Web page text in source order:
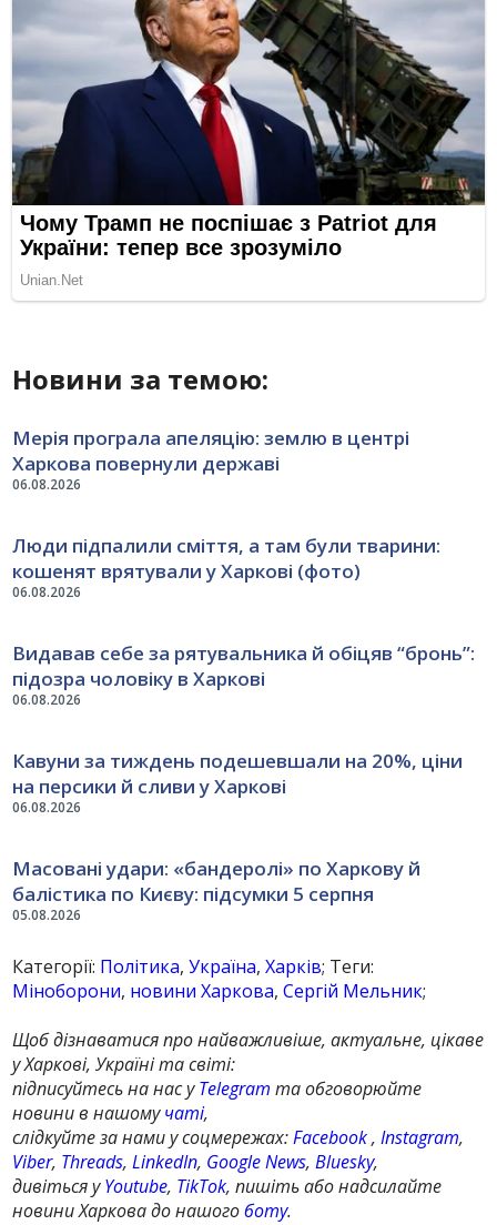
Новини за темою:
06.08.2026
Мерія програла апеляцію: землю в центрі
Харкова повернули державі
06.08.2026
Люди підпалили сміття, а там були тварини:
кошенят врятували у Харкові (фото)
06.08.2026
Видавав себе за рятувальника й обіцяв “бронь”:
підозра чоловіку в Харкові
06.08.2026
Кавуни за тиждень подешевшали на 20%, ціни
на персики й сливи у Харкові
05.08.2026
Масовані удари: «бандеролі» по Харкову й
балістика по Києву: підсумки 5 серпня
Категорії: Політика,Україна,Харків; Теги:
Міноборони, новини Харкова,Сергій Мельник;
Щоб дізнаватися про найважливіше, актуальне, цікаве
у Харкові, Україні та світі:
підписуйтесь на нас уTelegram та обговорюйте
новини в нашомучаті,
слідкуйте за нами у соцмережах:Facebook,Instagram,
Viber, Threads,LinkedIn, Google News,Bluesky,
дивіться уYoutube, TikTok, пишіть або надсилайте
новини Харкова до нашогоботу.